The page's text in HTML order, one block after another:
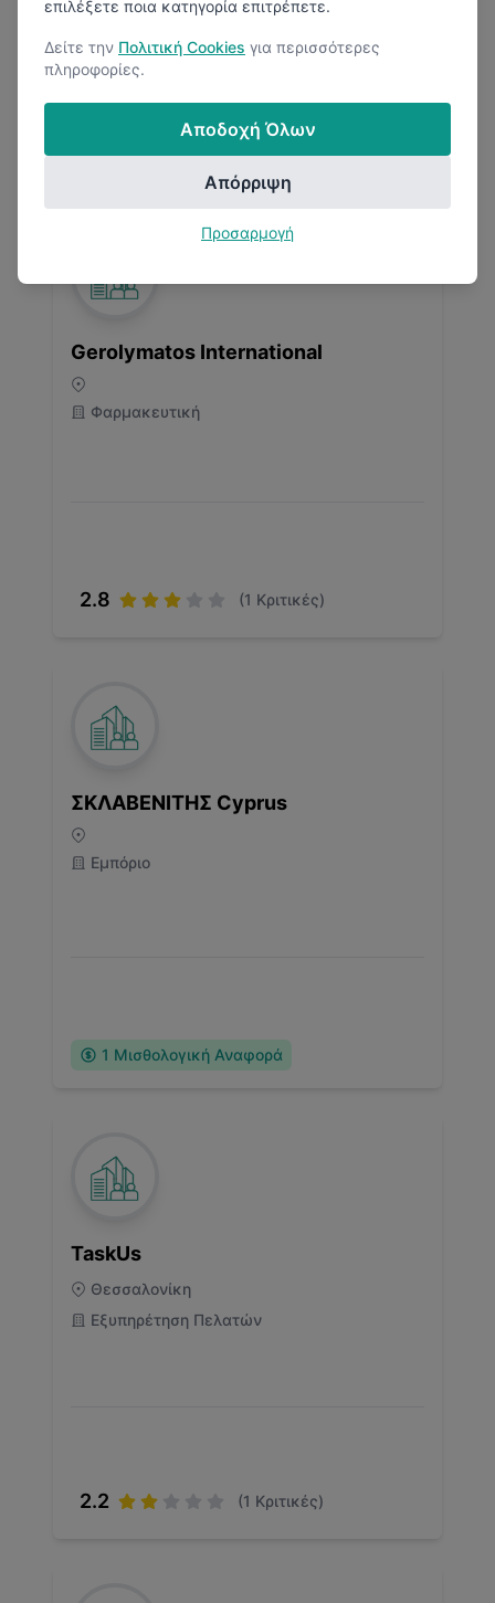
3.0 (1Κριτικές)
1 Μισθολογική Αναφορά
Gerolymatos International
Φαρμακευτική
2.8 (1 Κριτικές)
ΣΚΛΑΒΕΝΙΤΗΣ Cyprus
Εμπόριο
1 Μισθολογική Αναφορά
TaskUs
Θεσσαλονίκη
Εξυπηρέτηση Πελατών
2.2 (1 Κριτικές)
επιλέξετε ποια κατηγορία επιτρέπετε.
Δείτε την Πολιτική Cookies για περισσότερες
πληροφορίες.
Αποδοχή Όλων
Απόρριψη
Προσαρμογή